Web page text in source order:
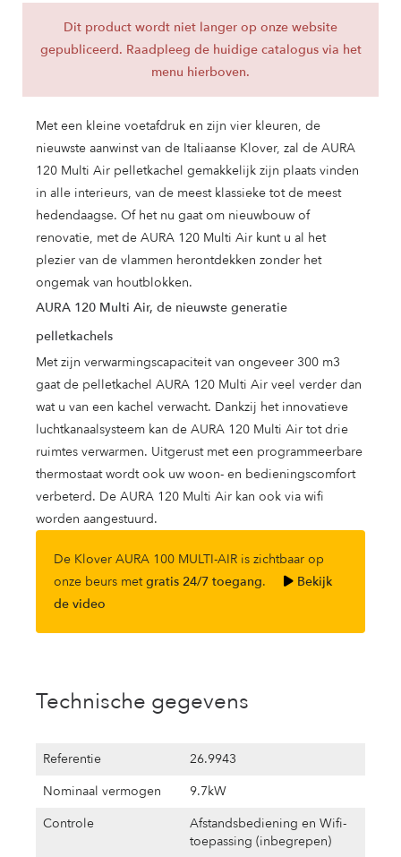
Dit product wordt niet langer op onze website
gepubliceerd. Raadpleeg de huidige catalogus via het
menu hierboven.
Met een kleine voetafdruk en zijn vier kleuren, de
nieuwste aanwinst van de Italiaanse Klover, zal de AURA
120 Multi Air pelletkachel gemakkelijk zijn plaats vinden
in alle interieurs, van de meest klassieke tot de meest
hedendaagse. Of het nu gaat om nieuwbouw of
renovatie, met de AURA 120 Multi Air kunt u al het
plezier van de vlammen herontdekken zonder het
ongemak van houtblokken.
AURA 120 Multi Air, de nieuwste generatie
pelletkachels
Met zijn verwarmingscapaciteit van ongeveer 300 m3
gaat de pelletkachel AURA 120 Multi Air veel verder dan
wat u van een kachel verwacht. Dankzij het innovatieve
luchtkanaalsysteem kan de AURA 120 Multi Air tot drie
ruimtes verwarmen. Uitgerust met een programmeerbare
thermostaat wordt ook uw woon- en bedieningscomfort
verbeterd. De AURA 120 Multi Air kan ook via wifi
worden aangestuurd.
De Klover AURA 100 MULTI-AIR is zichtbaar op
onze beurs metgratis 24/7 toegang.
Bekijk
de video
Technische gegevens
Referentie
26.9943
Nominaal vermogen
9.7kW
Controle
Afstandsbediening en Wifi-
toepassing (inbegrepen)